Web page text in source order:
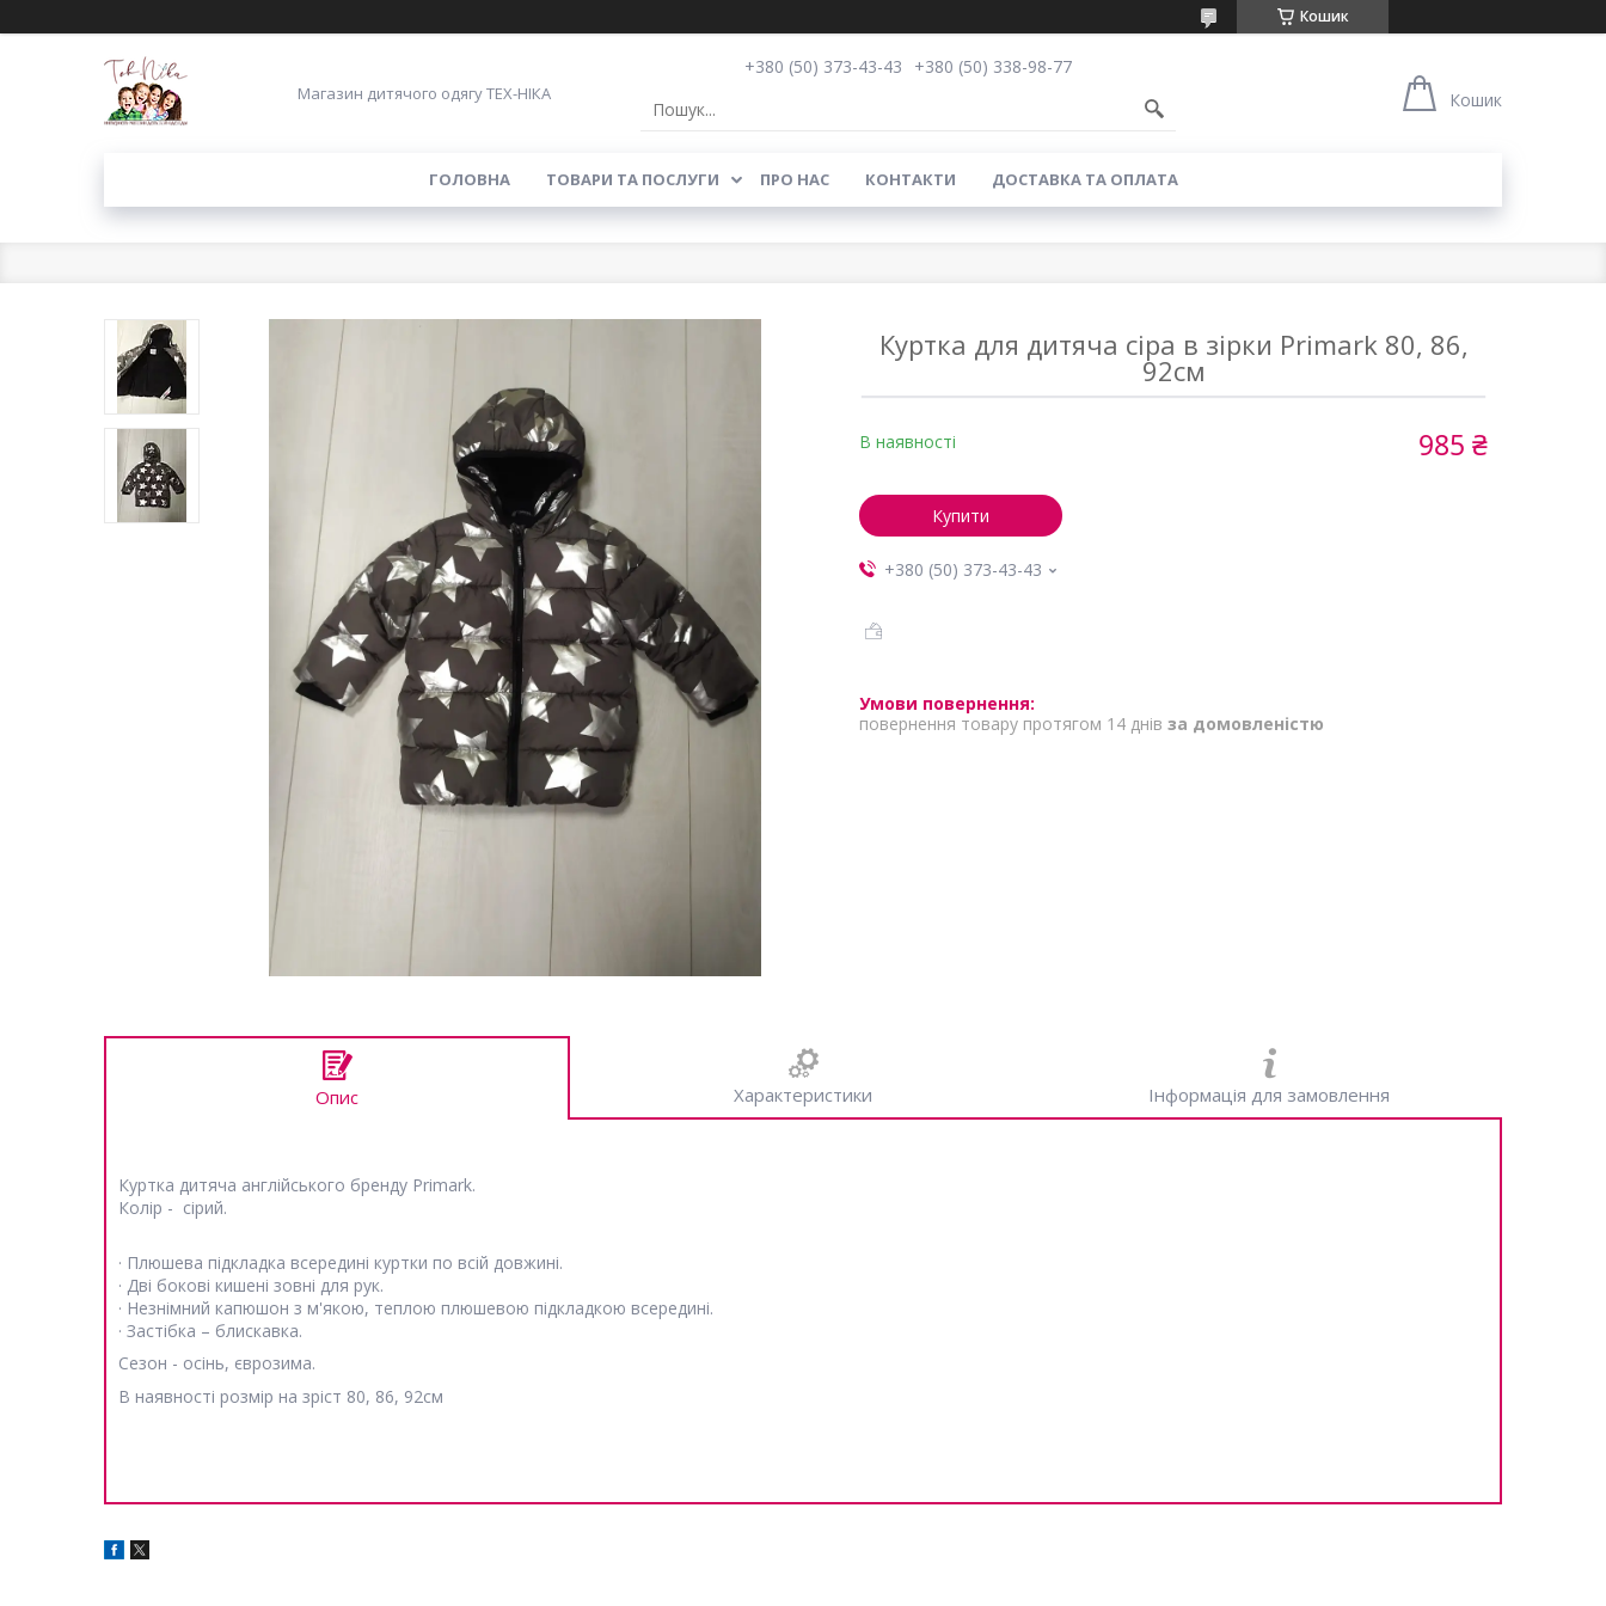
Кошик
Магазин дитячого одягу ТЕХ-НІКА
+380 (50) 373-43-43
+380 (50) 338-98-77
Кошик
ГОЛОВНА ТОВАРИ ТА ПОСЛУГИ ПРО НАС КОНТАКТИ ДОСТАВКА ТА ОПЛАТА
Куртка для дитяча сіра в зірки Primark 80, 86,
92см
В наявності 985 ₴
Купити
+380 (50) 373-43-43
повернення товару протягом 14 днів за домовленістю
Опис Характеристики Інформація для замовлення
Куртка дитяча англійського бренду Primark.
Колір - сірий.
· Плюшева підкладка всередині куртки по всій довжині.
· Дві бокові кишені зовні для рук.
· Незнімний капюшон з м'якою, теплою плюшевою підкладкою всередині.
· Застібка – блискавка.
Сезон - осінь, єврозима.
В наявності розмір на зріст 80, 86, 92см